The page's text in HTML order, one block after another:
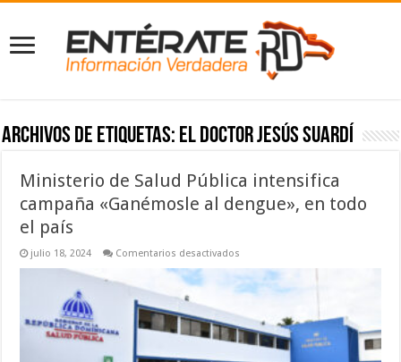
Archivos de etiquetas: el doctor Jesús Suardí
Ministerio de Salud Pública intensifica
campaña «Ganémosle al dengue», en todo
el país
julio 18, 2024 Comentarios desactivados
de
Salud
Pública
campaña
«Ganémosle
al